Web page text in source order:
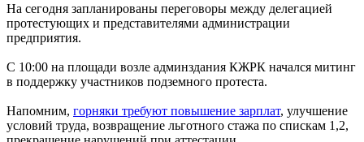
На сегодня запланированы переговоры между делегацией
протестующих и представителями администрации
предприятия.
С 10:00 на площади возле админздания КЖРК начался митинг
в поддержку участников подземного протеста.
Напомним, горняки требуют повышение зарплат, улучшение
условий труда, возвращение льготного стажа по спискам 1,2,